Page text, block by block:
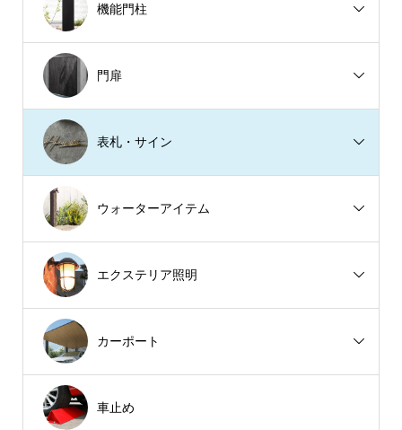
機能門柱
門扉
表札・サイン
ウォーターアイテム
エクステリア照明
カーポート
車止め